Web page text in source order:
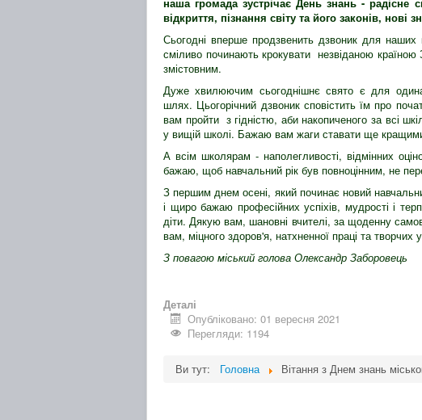
відкриття, пізнання світу та його законів, нові
Сьогодні вперше продзвенить дзвоник для наших
сміливо починають крокувати незвіданою
змістовним.
Дуже хвилюючим сьогоднішнє свято є для
шлях. Цьогорічний дзвоник сповістить їм про
вам пройти з гідністю, аби накопиченого за всі
у вищій школі. Бажаю вам жаги ставати ще
А всім школярам - наполегливості, відмінних
бажаю, щоб навчальний рік був повноцінним, не
З першим днем осені, який починає новий
і щиро бажаю професійних успіхів, мудрості і
діти. Дякую вам, шановні вчителі, за щоденну
вам, міцного здоров'я, натхненної праці та творчих
З повагою міський голова Олександр Заборовець
Деталі
Опубліковано: 01 вересня 2021
Перегляди: 1194
Ви тут: Головна Вітання з Днем знань